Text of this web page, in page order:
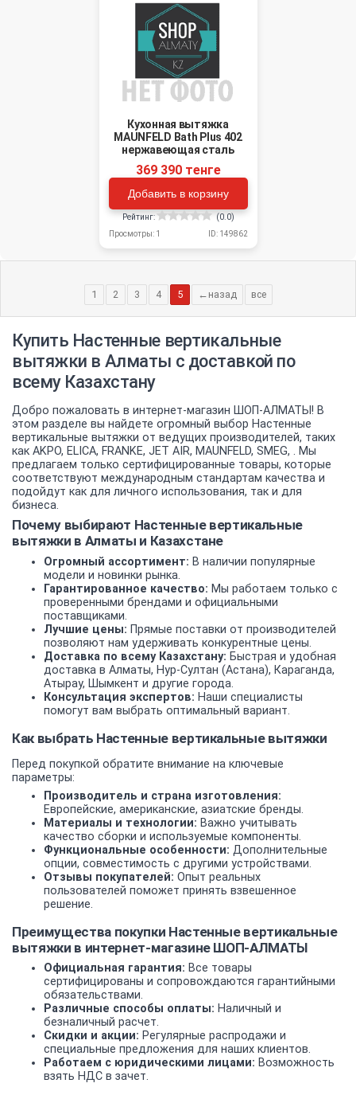
Кухонная вытяжка
MAUNFELD Bath Plus 402
нержавеющая сталь
369 390 тенге
Добавить в корзину
Рейтинг:
(0.0)
Просмотры: 1
ID: 149862
1 2 3 4 5 ←назад все
Купить Настенные вертикальные
вытяжки в Алматы с доставкой по
всему Казахстану
Добро пожаловать в интернет-магазин ШОП-АЛМАТЫ! В
этом разделе вы найдете огромный выбор Настенные
вертикальные вытяжки от ведущих производителей, таких
как AKPO, ELICA, FRANKE, JET AIR, MAUNFELD, SMEG, . Мы
предлагаем только сертифицированные товары, которые
соответствуют международным стандартам качества и
подойдут как для личного использования, так и для
бизнеса.
Почему выбирают Настенные вертикальные
вытяжки в Алматы и Казахстане
Огромный ассортимент: В наличии популярные
модели и новинки рынка.
Гарантированное качество: Мы работаем только с
проверенными брендами и официальными
поставщиками.
Лучшие цены: Прямые поставки от производителей
позволяют нам удерживать конкурентные цены.
Доставка по всему Казахстану: Быстрая и удобная
доставка в Алматы, Нур-Султан (Астана), Караганда,
Атырау, Шымкент и другие города.
Консультация экспертов: Наши специалисты
помогут вам выбрать оптимальный вариант.
Как выбрать Настенные вертикальные вытяжки
Перед покупкой обратите внимание на ключевые
параметры:
Производитель и страна изготовления:
Европейские, американские, азиатские бренды.
Материалы и технологии: Важно учитывать
качество сборки и используемые компоненты.
Функциональные особенности: Дополнительные
опции, совместимость с другими устройствами.
Отзывы покупателей: Опыт реальных
пользователей поможет принять взвешенное
решение.
Преимущества покупки Настенные вертикальные
вытяжки в интернет-магазине ШОП-АЛМАТЫ
Официальная гарантия: Все товары
сертифицированы и сопровождаются гарантийными
обязательствами.
Различные способы оплаты: Наличный и
безналичный расчет.
Скидки и акции: Регулярные распродажи и
специальные предложения для наших клиентов.
Работаем с юридическими лицами: Возможность
взять НДС в зачет.